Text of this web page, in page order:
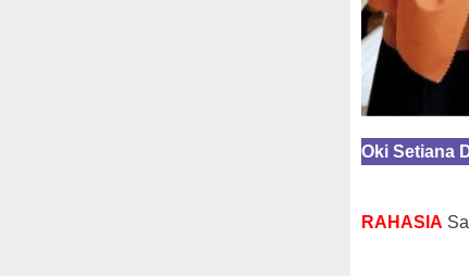
Oki Setiana
RAHASIA